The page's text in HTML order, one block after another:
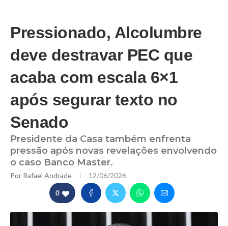
Pressionado, Alcolumbre
deve destravar PEC que
acaba com escala 6×1
após segurar texto no
Senado
Presidente da Casa também enfrenta
pressão após novas revelações envolvendo
o caso Banco Master.
Por Rafael Andrade 12/06/2026
0